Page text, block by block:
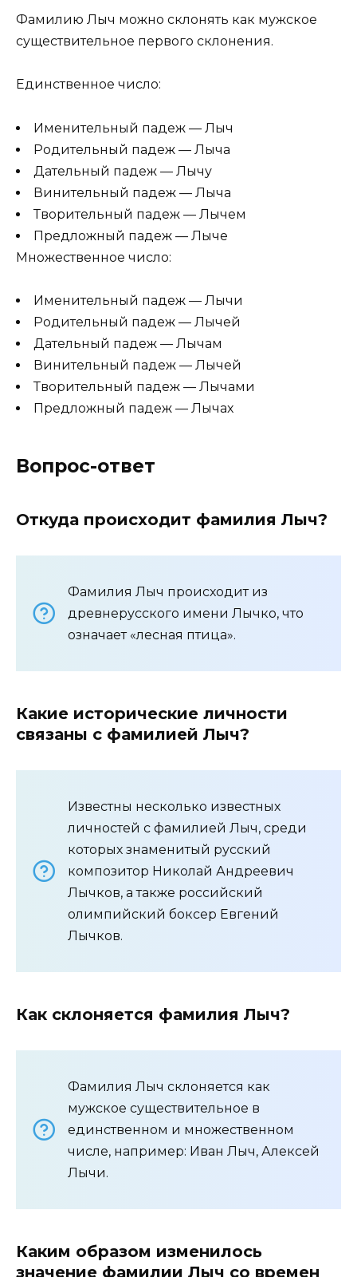
Фамилию Лыч можно склонять как мужское
существительное первого склонения.
Единственное число:
Именительный падеж — Лыч
Родительный падеж — Лыча
Дательный падеж — Лычу
Винительный падеж — Лыча
Творительный падеж — Лычем
Предложный падеж — Лыче
Множественное число:
Именительный падеж — Лычи
Родительный падеж — Лычей
Дательный падеж — Лычам
Винительный падеж — Лычей
Творительный падеж — Лычами
Предложный падеж — Лычах
Вопрос-ответ
Откуда происходит фамилия Лыч?
Фамилия Лыч происходит из
древнерусского имени Лычко, что
означает «лесная птица».
Какие исторические личности
связаны с фамилией Лыч?
Известны несколько известных
личностей с фамилией Лыч, среди
которых знаменитый русский
композитор Николай Андреевич
Лычков, а также российский
олимпийский боксер Евгений
Лычков.
Как склоняется фамилия Лыч?
Фамилия Лыч склоняется как
мужское существительное в
единственном и множественном
числе, например: Иван Лыч, Алексей
Лычи.
Каким образом изменилось
значение фамилии Лыч со времен